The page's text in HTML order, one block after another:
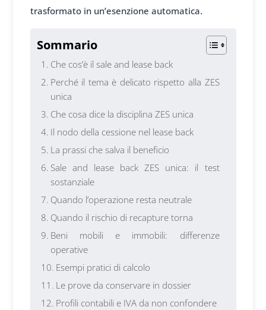
trasformato in un’esenzione automatica.
Sommario
Che cos’è il sale and lease back
Perché il tema è delicato rispetto alla ZES
unica
Che cosa dice la disciplina ZES unica
Il nodo della cessione nel lease back
La prassi che salva il beneficio
Sale and lease back ZES unica: il test
sostanziale
Quando l’operazione resta neutrale
Quando il rischio di recapture torna
Beni mobili e immobili: differenze
operative
Esempi pratici di calcolo
Le prove da conservare in dossier
Profili contabili e IVA da non confondere